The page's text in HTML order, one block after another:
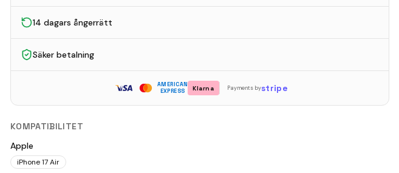
14 dagars ångerrätt
Säker betalning
AMERICAN
EXPRESS
Klarna Payments bystripe
KOMPATIBILITET
Apple
iPhone 17 Air